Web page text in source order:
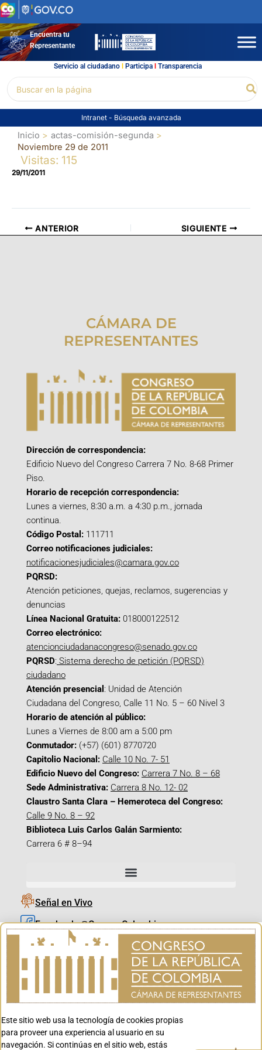
Ir
al
contenidoEncuentra tu
Representante
Servicio al ciudadano l Participal Transparencia
por:
Intranet - Búsqueda avanzada
Inicio
actas-comisión-segunda
Noviembre 29 de 2011
Visitas: 115
29/11/2011
ANTERIOR SIGUIENTE
CÁMARA DE
REPRESENTANTES
Dirección de correspondencia:
Edificio Nuevo del Congreso Carrera 7 No. 8-68 Primer
Piso.
Horario de recepción correspondencia:
Lunes a viernes, 8:30 a.m. a 4:30 p.m., jornada
continua.
Código Postal: 111711
Correo notificaciones judiciales:
notificacionesjudiciales@camara.gov.co
PQRSD:
Atención peticiones, quejas, reclamos, sugerencias y
denuncias
Línea Nacional Gratuita: 018000122512
Correo electrónico:
atencionciudadanacongreso@senado.gov.co
PQRSD: Sistema derecho de petición (PQRSD)
ciudadano
Atención presencial : Unidad de Atención
Ciudadana del Congreso, Calle 11 No. 5 – 60 Nivel 3
Horario de atención al público:
Lunes a Viernes de 8:00 am a 5:00 pm
Conmutador: (+57) (601) 8770720
Capitolio Nacional: Calle 10 No. 7- 51
Edificio Nuevo del Congreso: Carrera 7 No. 8 – 68
Sede Administrativa: Carrera 8 No. 12- 02
Claustro Santa Clara – Hemeroteca del Congreso:
Calle 9 No. 8 – 92
Biblioteca Luis Carlos Galán Sarmiento:
Carrera 6 # 8–94
Señal en Vivo
Facebook_@CamaraColombia
Instagram_@CamaraColombia
X_@CamaraColombia
Youtube_@CamaraColombia
Youtube_@CanalCongreso
Este sitio web usa la tecnología de cookies propias
para proveer una experiencia al usuario en su
navegación. Si continúas en el sitio web, estás